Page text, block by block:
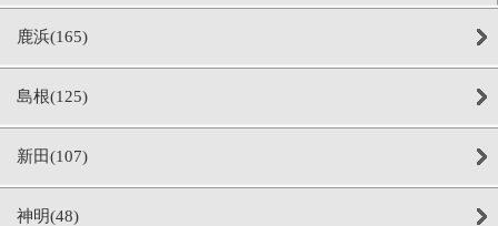
鹿浜(165)
島根(125)
新田(107)
神明(48)